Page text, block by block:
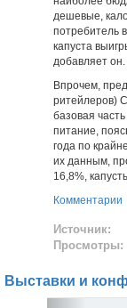
дешевые,
потребитель
капуста
добавляет он.
Впрочем,
ритейлеров)
базовая
питание,
года по
их данным,
16,8%,
Комментарии
Источник:
Просмотры:
Выставки и